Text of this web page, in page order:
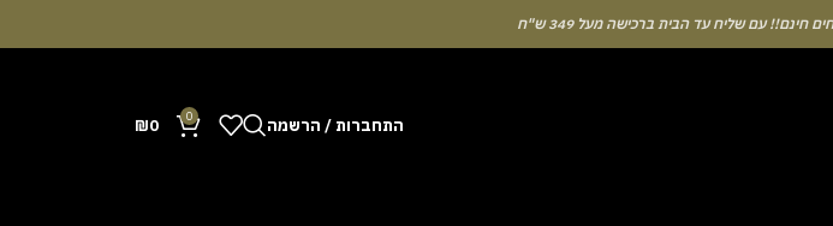
חינם!! עם שליח עד הבית ברכישה מעל 349 ש"ח
התחברות / הרשמה 0
₪0